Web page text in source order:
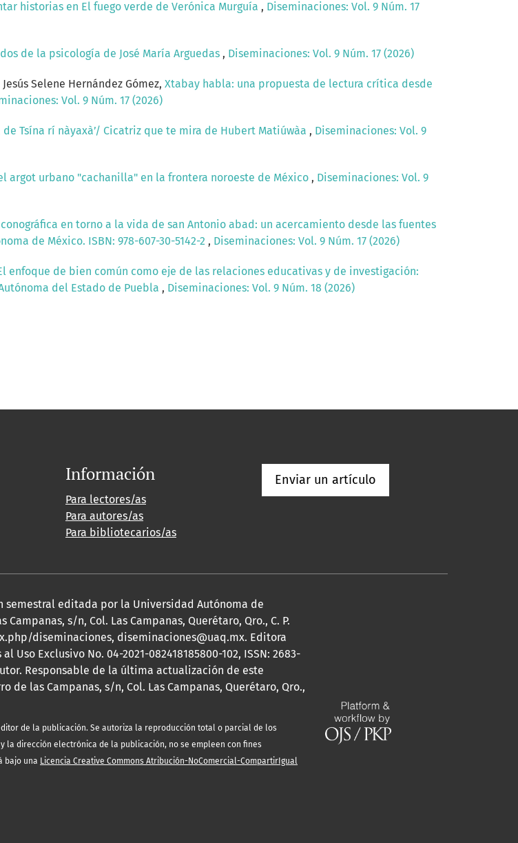
historias en El fuego verde de Verónica Murguía , Diseminaciones: Vol. 9 Núm. 17
de la psicología de José María Arguedas , Diseminaciones: Vol. 9 Núm. 17 (2026)
Selene Hernández Gómez, Xtabay habla: una propuesta de lectura crítica desde
Vol. 9 Núm. 17 (2026)
Tsína rí nàyaxà’/ Cicatriz que te mira de Hubert Matiúwàa , Diseminaciones: Vol. 9
argot urbano "cachanilla" en la frontera noroeste de México , Diseminaciones: Vol. 9
en torno a la vida de san Antonio abad: un acercamiento desde las fuentes
de México. ISBN: 978-607-30-5142-2 , Diseminaciones: Vol. 9 Núm. 17 (2026)
enfoque de bien común como eje de las relaciones educativas y de investigación:
del Estado de Puebla , Diseminaciones: Vol. 9 Núm. 18 (2026)
Información
Para lectores/as
Para autores/as
Para bibliotecarios/as
Enviar un artículo
semestral editada por la Universidad Autónoma de
s/n, Col. Las Campanas, Querétaro, Qro., C. P.
diseminaciones, diseminaciones@uaq.mx. Editora
Uso Exclusivo No. 04-2021-082418185800-102, ISSN: 2683-
Responsable de la última actualización de este
de las Campanas, s/n, Col. Las Campanas, Querétaro, Qro.,
de la publicación. Se autoriza la reproducción total o parcial de los
la dirección electrónica de la publicación, no se empleen con fines
bajo una Licencia Creative Commons Atribución-NoComercial-CompartirIgual